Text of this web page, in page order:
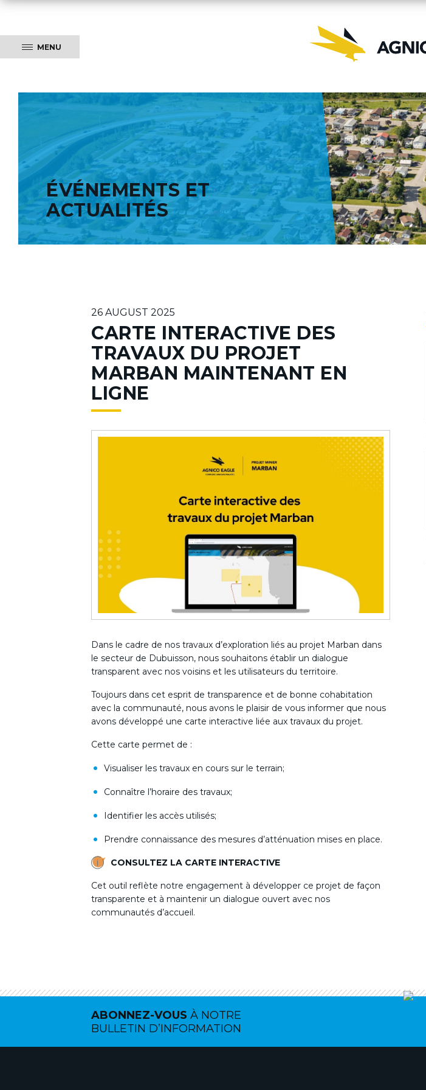
MENU
ÉVÉNEMENTS ET
ACTUALITÉS
26 AUGUST 2025
CARTE INTERACTIVE DES
TRAVAUX DU PROJET
MARBAN MAINTENANT EN
LIGNE
Dans le cadre de nos travaux d’exploration liés au projet Marban dans
le secteur de Dubuisson, nous souhaitons établir un dialogue
transparent avec nos voisins et les utilisateurs du territoire.
Toujours dans cet esprit de transparence et de bonne cohabitation
avec la communauté, nous avons le plaisir de vous informer que nous
avons développé une carte interactive liée aux travaux du projet.
Cette carte permet de :
Visualiser les travaux en cours sur le terrain;
Connaître l’horaire des travaux;
Identifier les accès utilisés;
Prendre connaissance des mesures d’atténuation mises en place.
CONSULTEZ LA CARTE INTERACTIVE
Cet outil reflète notre engagement à développer ce projet de façon
transparente et à maintenir un dialogue ouvert avec nos
communautés d’accueil.
ABONNEZ-VOUS À NOTRE
BULLETIN D’INFORMATION